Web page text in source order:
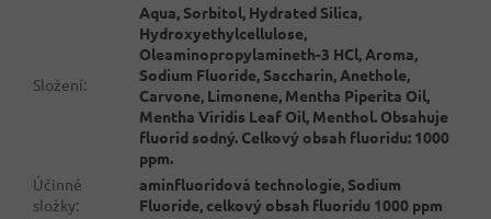
Složení:
Aqua, Sorbitol, Hydrated Silica,
Hydroxyethylcellulose,
Oleaminopropylamineth-3 HCl, Aroma,
Sodium Fluoride, Saccharin, Anethole,
Carvone, Limonene, Mentha Piperita Oil,
Mentha Viridis Leaf Oil, Menthol. Obsahuje
fluorid sodný. Celkový obsah fluoridu: 1000
ppm.
Účinné
složky:
aminfluoridová technologie, Sodium
Fluoride, celkový obsah fluoridu 1000 ppm